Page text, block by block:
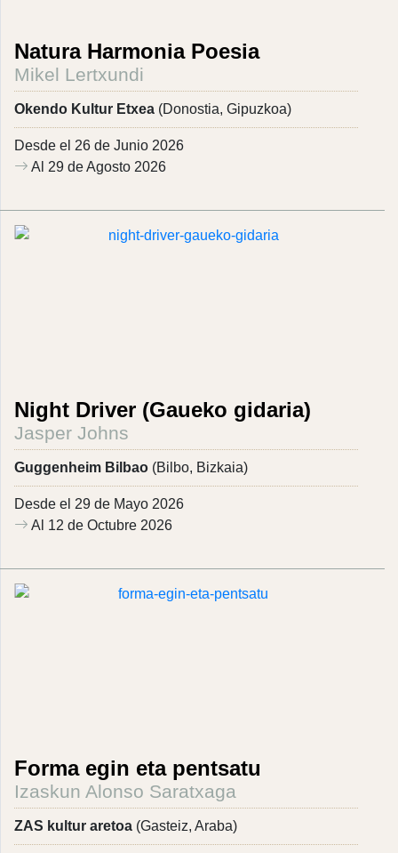
Natura Harmonia Poesia
Mikel Lertxundi
Okendo Kultur Etxea (Donostia, Gipuzkoa)
Desde el 26 de Junio 2026
Al 29 de Agosto 2026
Night Driver (Gaueko gidaria)
Jasper Johns
Guggenheim Bilbao (Bilbo, Bizkaia)
Desde el 29 de Mayo 2026
Al 12 de Octubre 2026
Forma egin eta pentsatu
Izaskun Alonso Saratxaga
ZAS kultur aretoa (Gasteiz, Araba)